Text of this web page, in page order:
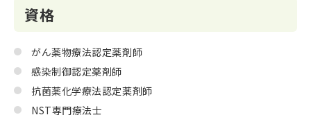
資格
がん薬物療法認定薬剤師
感染制御認定薬剤師
抗菌薬化学療法認定薬剤師
NST専門療法士